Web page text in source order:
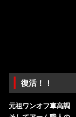
復活！！
元祖ワンオフ車高調